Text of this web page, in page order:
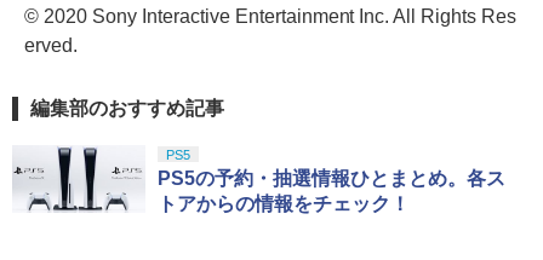
© 2020 Sony Interactive Entertainment Inc. All Rights Res
erved.
編集部のおすすめ記事
PS5
PS5の予約・抽選情報ひとまとめ。各ス
トアからの情報をチェック！